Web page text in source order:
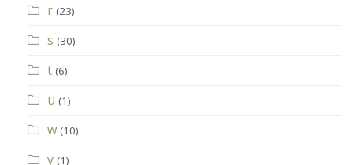
r (23)
s (30)
t (6)
u (1)
w (10)
y (1)